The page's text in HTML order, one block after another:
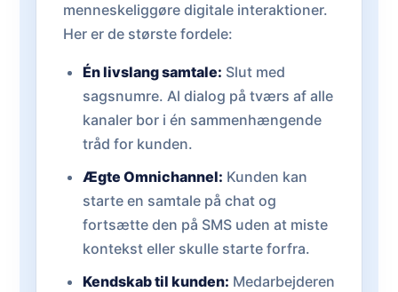
menneskeliggøre digitale interaktioner.
Her er de største fordele:
Én livslang samtale: Slut med
sagsnumre. Al dialog på tværs af alle
kanaler bor i én sammenhængende
tråd for kunden.
Ægte Omnichannel: Kunden kan
starte en samtale på chat og
fortsætte den på SMS uden at miste
kontekst eller skulle starte forfra.
Kendskab til kunden: Medarbejderen